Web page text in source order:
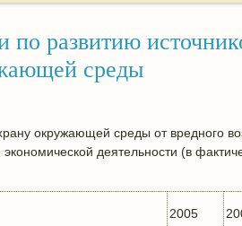
по развитию
среды
окружающей среды от вредного
деятельности (в
2005